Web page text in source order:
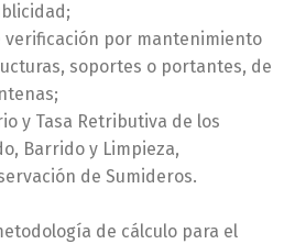
verificación por mantenimiento
soportes o portantes, de
y Tasa Retributiva de los
Barrido y Limpieza,
de Sumideros.
de cálculo para el